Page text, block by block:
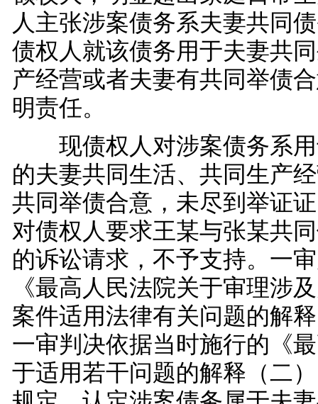
人主张涉案债务系夫妻共同
债权人就该债务用于夫妻共
产经营或者夫妻有共同举债
明责任。
现债权人对涉案债务系用
的夫妻共同生活、共同生产
共同举债合意，未尽到举证
对债权人要求王某与张某共
的诉讼请求，不予支持。一
《最高人民法院关于审理涉
案件适用法律有关问题的解
一审判决依据当时施行的《
于适用若干问题的解释（二